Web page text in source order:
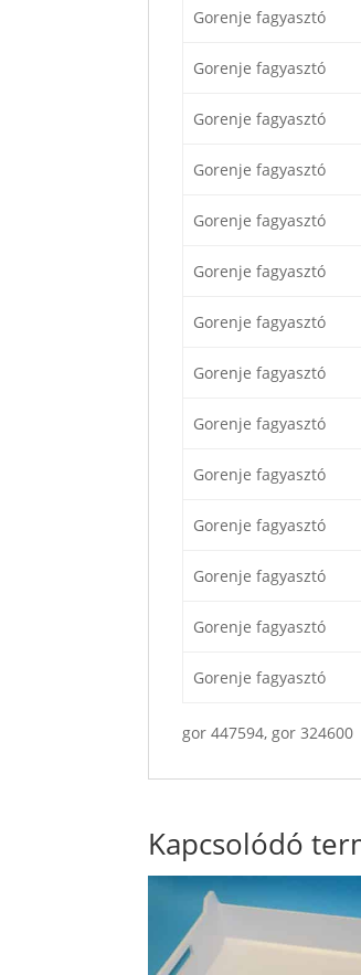
Gorenje fagyasztó
Gorenje fagyasztó
Gorenje fagyasztó
Gorenje fagyasztó
Gorenje fagyasztó
Gorenje fagyasztó
Gorenje fagyasztó
Gorenje fagyasztó
Gorenje fagyasztó
Gorenje fagyasztó
Gorenje fagyasztó
Gorenje fagyasztó
Gorenje fagyasztó
Gorenje fagyasztó
gor 447594, gor 324600
Kapcsolódó